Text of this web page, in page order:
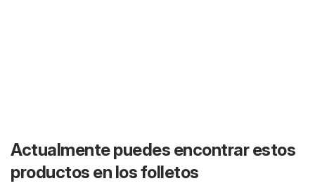
Actualmente puedes encontrar estos
productos en los folletos